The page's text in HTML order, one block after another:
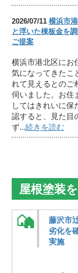
2026/07/11 横浜市
と浮いた棟板金を
ご提案
横浜市港北区にお
気になってきたこ
れて見えるとのご
伺いました。お住
してはきれいに保
認すると、見た目
ず...続きを読む
屋根塗装
藤沢市
劣化を
実施